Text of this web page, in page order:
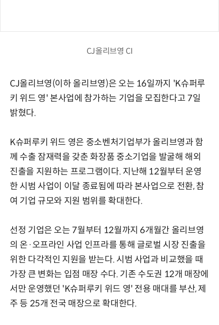
CJ올리브영 CI
CJ올리브영(이하 올리브영)은 오는 16일까지 'K슈퍼루
키 위드 영' 본사업에 참가하는 기업을 모집한다고 7일
밝혔다.
K슈퍼루키 위드 영은 중소벤처기업부가 올리브영과 함
께 수출 잠재력을 갖춘 화장품 중소기업을 발굴해 해외
진출을 지원하는 프로그램이다. 지난해 12월부터 운영
한 시범 사업이 이달 종료됨에 따라 본사업으로 전환, 참
여 기업 규모와 지원 범위를 확대한다.
선정 기업은 오는 7월부터 12월까지 6개월간 올리브영
의 온·오프라인 사업 인프라를 통해 글로벌 시장 진출을
위한 다각적인 지원을 받는다. 시범 사업과 비교했을 때
가장 큰 변화는 입점 매장 수다. 기존 수도권 12개 매장에
서만 운영했던 'K슈퍼루키 위드 영' 전용 매대를 부산, 제
주 등 25개 전국 매장으로 확대한다.